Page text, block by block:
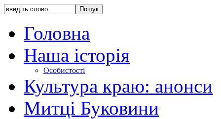
Головна
Наша історія
Особистості
Культура краю: анонси
Митці Буковини